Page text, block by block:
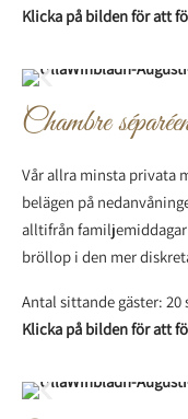
Klicka på bilden för att
Chambre
Vår allra minsta privata
belägen på
alltifrån
bröllop i den mer
Antal sittande gäster: 20
Klicka på bilden för att